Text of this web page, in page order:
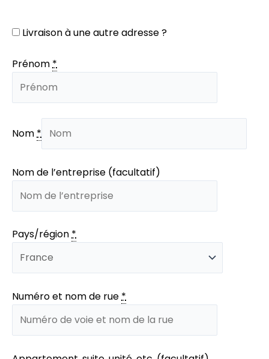
Livraison à une autre adresse ?
Prénom *
Nom*
Nom de l’entreprise (facultatif)
Pays/région*
Numéro et nom de rue*